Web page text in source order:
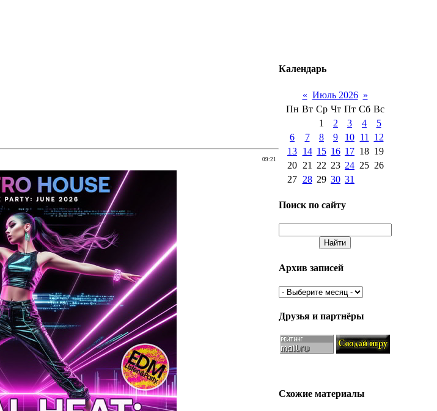
09:21
Календарь
« Июль 2026 »
Пн Вт Ср Чт Пт Сб Вс
1
2 3 4
5
6
7 8 9 10 11
12
13 14 15 16 17 18 19
20 21 22 23 24 25 26
27 28 29 30 31
Поиск по сайту
Архив записей
Друзья и партнёры
Схожие материалы